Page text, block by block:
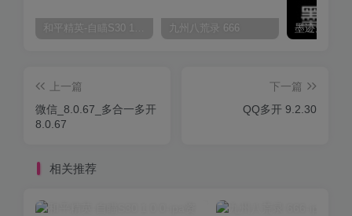
和平精英-自瞄S30 1.0.0 九州八荒录 666
上一篇
微信_8.0.67_多合一多开
8.0.67
下一篇
QQ多开 9.2.30
相关推荐